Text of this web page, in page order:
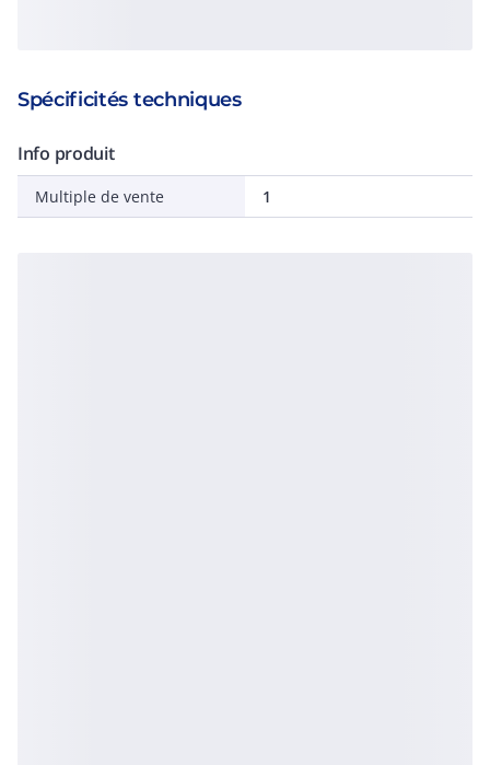
Spécificités techniques
Info produit
Multiple de vente 1